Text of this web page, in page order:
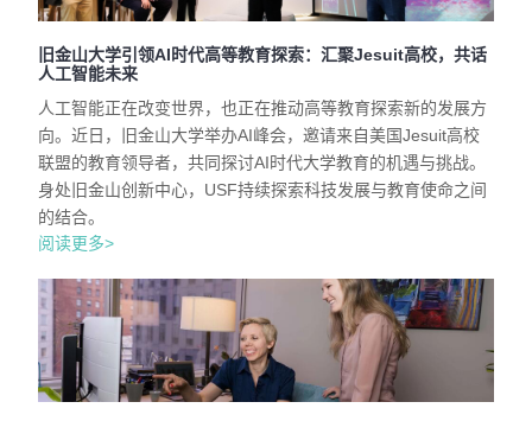
旧金山大学引领AI时代高等教育探索：汇聚Jesuit高校，共话
人工智能未来
人工智能正在改变世界，也正在推动高等教育探索新的发展方
向。近日，旧金山大学举办AI峰会，邀请来自美国Jesuit高校
联盟的教育领导者，共同探讨AI时代大学教育的机遇与挑战。
身处旧金山创新中心，USF持续探索科技发展与教育使命之间
的结合。
阅读更多>